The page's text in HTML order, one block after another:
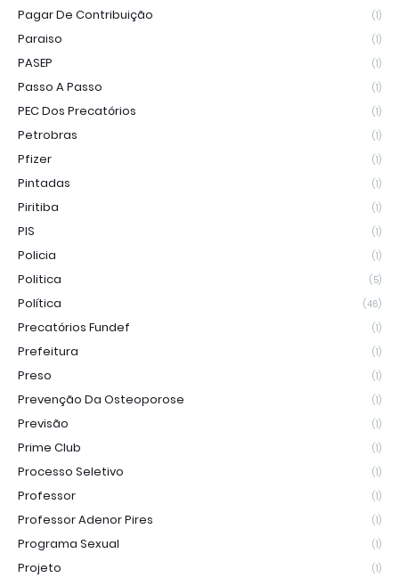
Pagar De Contribuição (1)
Paraiso (1)
PASEP (1)
Passo A Passo (1)
PEC Dos Precatórios (1)
Petrobras (1)
Pfizer (1)
Pintadas (1)
Piritiba (1)
PIS (1)
Policia (1)
Politica (5)
Política (46)
Precatórios Fundef (1)
Prefeitura (1)
Preso (1)
Prevenção Da Osteoporose (1)
Previsão (1)
Prime Club (1)
Processo Seletivo (1)
Professor (1)
Professor Adenor Pires (1)
Programa Sexual (1)
Projeto (1)